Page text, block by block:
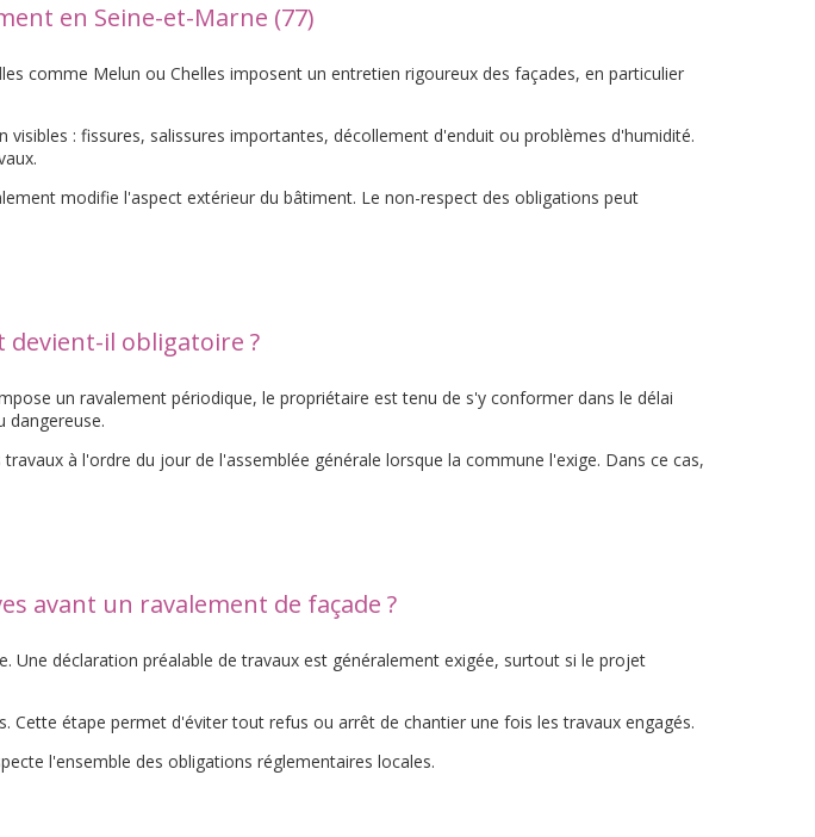
en Seine-et-Marne (77)
comme Melun ou Chelles imposent un entretien rigoureux des façades, en particulier
: fissures, salissures importantes, décollement d'enduit ou problèmes d'humidité.
modifie l'aspect extérieur du bâtiment. Le non-respect des obligations peut
devient-il obligatoire ?
un ravalement périodique, le propriétaire est tenu de s'y conformer dans le délai
dangereuse.
à l'ordre du jour de l'assemblée générale lorsque la commune l'exige. Dans ce cas,
avant un ravalement de façade ?
Une déclaration préalable de travaux est généralement exigée, surtout si le projet
étape permet d'éviter tout refus ou arrêt de chantier une fois les travaux engagés.
l'ensemble des obligations réglementaires locales.